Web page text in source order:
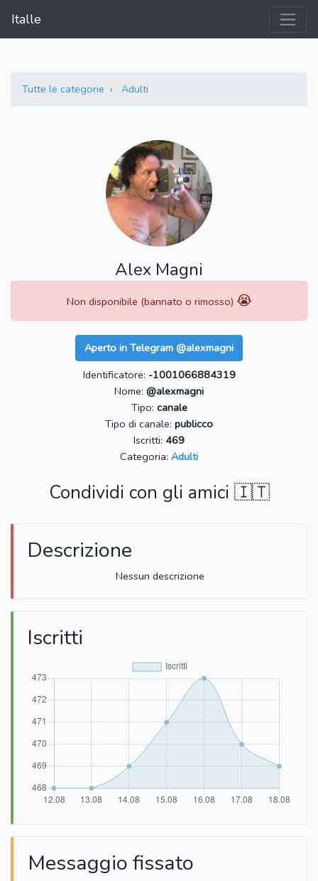
Italle
Tutte le categorie Adulti
Alex Magni
Non disponibile (bannato o rimosso) 😭
Aperto in Telegram @alexmagni
Identificatore: -1001066884319
Nome: @alexmagni
Tipo: canale
Tipo di canale: publicco
Iscritti: 469
Categoria: Adulti
Condividi con gli amici 🇮🇹
Descrizione
Nessun descrizione
Iscritti
Messaggio fissato